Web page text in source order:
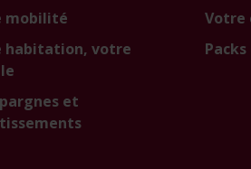
mobilité
habitation, votre
et
Votre
Packs